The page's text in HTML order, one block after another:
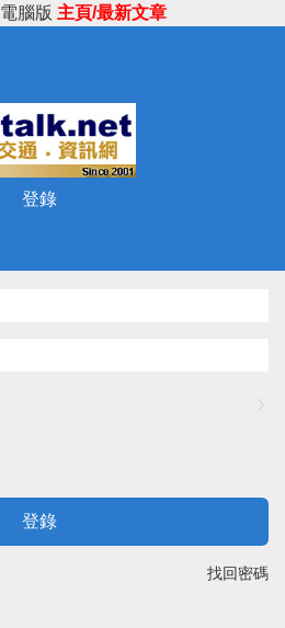
電腦版 主頁/最新文章
登錄
登錄
找回密碼